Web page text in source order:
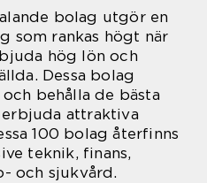
bolag utgör en
som rankas högt när
hög lön och
Dessa bolag
behålla de bästa
attraktiva
100 bolag återfinns
teknik, finans,
och sjukvård.